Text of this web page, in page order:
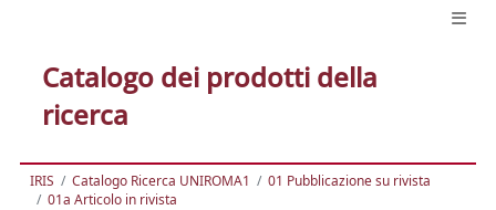
Catalogo dei prodotti della
ricerca
IRIS Catalogo Ricerca UNIROMA1
01 Pubblicazione su rivista
01a Articolo in rivista